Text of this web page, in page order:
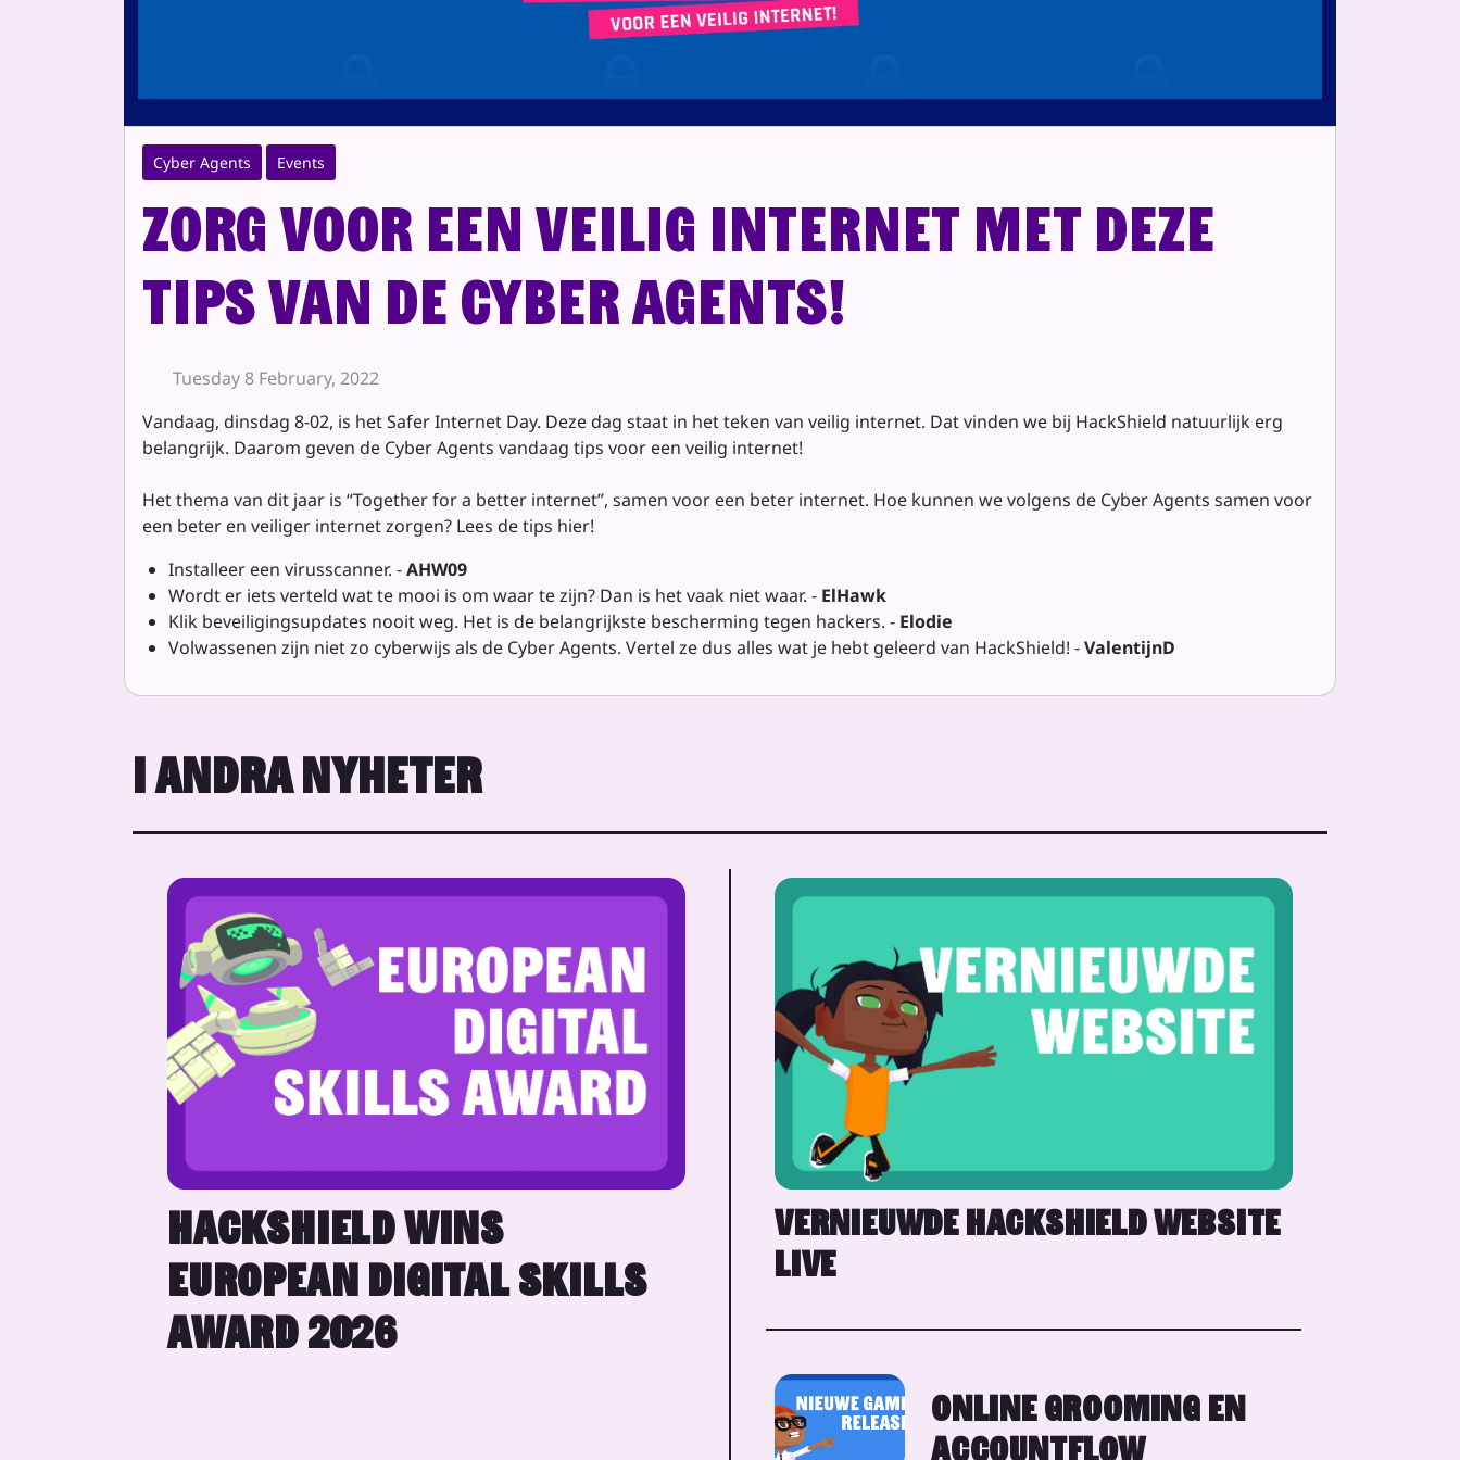
Cyber Agents Events
Zorg voor een veilig internet met deze
tips van de Cyber Agents!
Tuesday 8 February, 2022
Vandaag, dinsdag 8-02, is het Safer Internet Day. Deze dag staat in het teken van veilig internet. Dat vinden we bij HackShield natuurlijk erg
belangrijk. Daarom geven de Cyber Agents vandaag tips voor een veilig internet!
Het thema van dit jaar is “Together for a better internet”, samen voor een beter internet. Hoe kunnen we volgens de Cyber Agents samen voor
een beter en veiliger internet zorgen? Lees de tips hier!
Installeer een virusscanner. -AHW09
Wordt er iets verteld wat te mooi is om waar te zijn? Dan is het vaak niet waar. - ElHawk
Klik beveiligingsupdates nooit weg. Het is de belangrijkste bescherming tegen hackers. - Elodie
Volwassenen zijn niet zo cyberwijs als de Cyber Agents. Vertel ze dus alles wat je hebt geleerd van HackShield! -ValentijnD
I ANDRA NYHETER
HACKSHIELD WINS
EUROPEAN DIGITAL SKILLS
AWARD 2026
VERNIEUWDE HACKSHIELD WEBSITE
LIVE
ONLINE GROOMING EN
ACCOUNTFLOW